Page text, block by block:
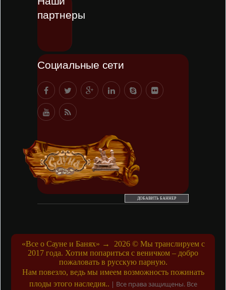
партнеры
Социальные сети
ДОБАВИТЬ БАННЕР
«Все о Сауне и Банях» → 2026© Мы транслируем с
2017 года. Хотим попариться с веничком – добро
пожаловать в русскую парную.
Нам повезло, ведь мы имеем возможность пожинать
плоды этого наследия.. | Все права защищены. Все